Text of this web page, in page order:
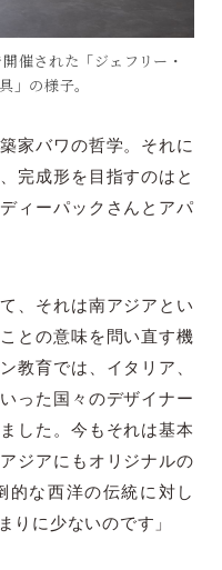
催された「ジェフリー・
」の様子。
家バワの哲学。それに
完成形を目指すのはと
ィーパックさんとアパ
、それは南アジアとい
との意味を問い直す機
教育では、イタリア、
った国々のデザイナー
した。今もそれは基本
ジアにもオリジナルの
的な西洋の伝統に対し
りに少ないのです」